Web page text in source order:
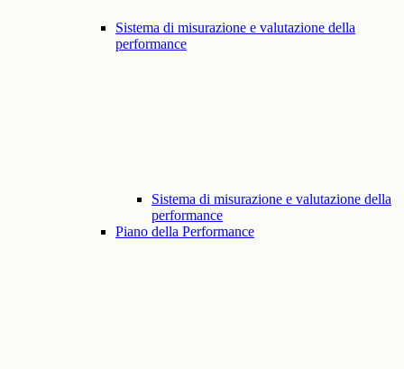
Sistema di misurazione e valutazione della
performance
Sistema di misurazione e valutazione della
performance
Piano della Performance